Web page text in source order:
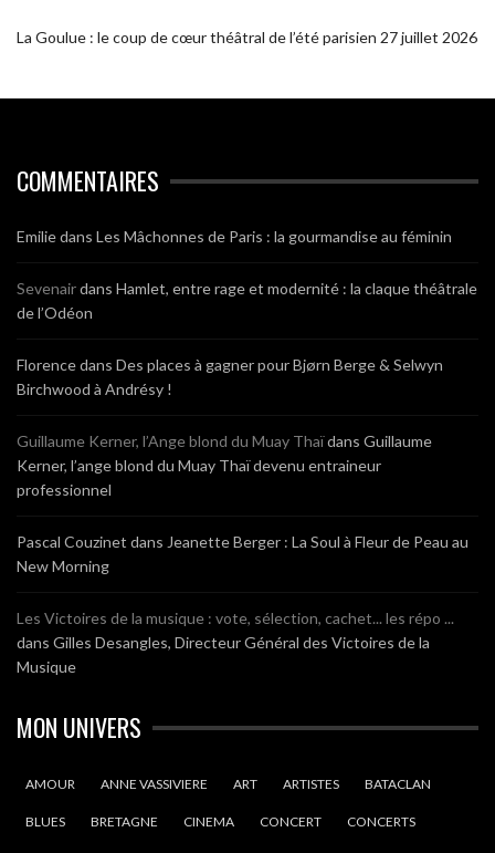
La Goulue : le coup de cœur théâtral de l’été parisien 27 juillet 2026
COMMENTAIRES
Emiliedans Les Mâchonnes de Paris : la gourmandise au féminin
Sevenairdans Hamlet, entre rage et modernité : la claque théâtrale
de l’Odéon
Florencedans Des places à gagner pour Bjørn Berge & Selwyn
Birchwood à Andrésy !
Guillaume Kerner, l’Ange blond du Muay Thaïdans Guillaume
Kerner, l’ange blond du Muay Thaï devenu entraineur
professionnel
Pascal Couzinet dans Jeanette Berger : La Soul à Fleur de Peau au
New Morning
Les Victoires de la musique : vote, sélection, cachet... les répo ...
dans Gilles Desangles, Directeur Général des Victoires de la
Musique
MON UNIVERS
AMOUR ANNE VASSIVIERE ART ARTISTES BATACLAN
BLUES BRETAGNE CINEMA CONCERT CONCERTS